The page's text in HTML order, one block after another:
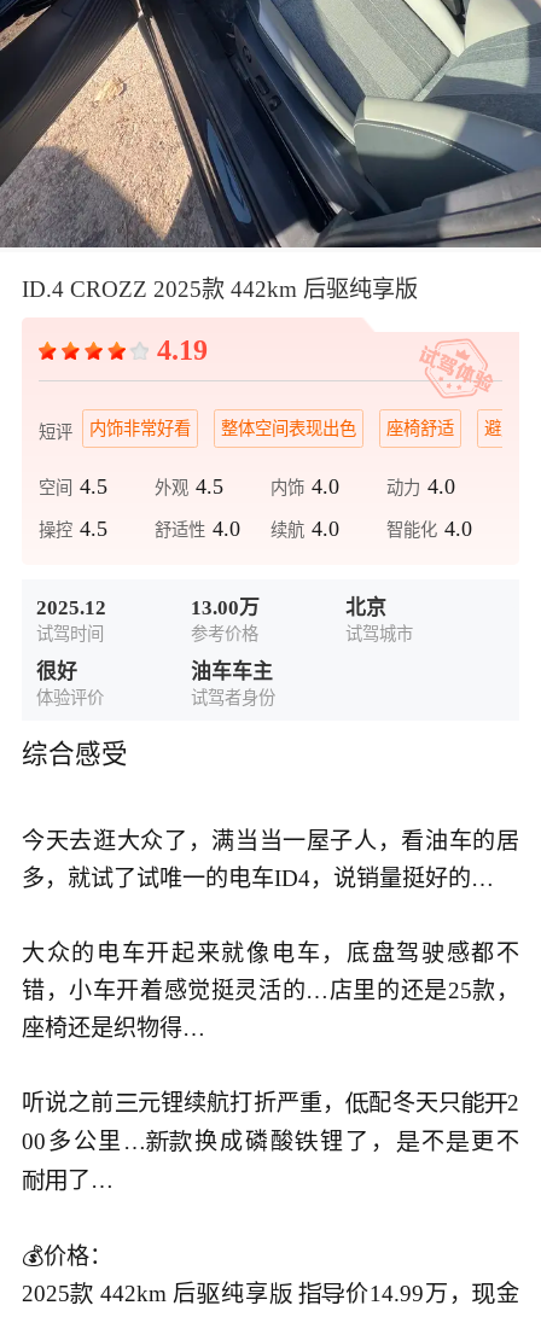
ID.4 CROZZ 2025款 442km 后驱纯享版
4.19
短评 内饰非常好看 整体空间表现出色 座椅舒适 避震系
空间 4.5 外观 4.5 内饰 4.0 动力 4.0
操控 4.5 舒适性 4.0 续航 4.0 智能化 4.0
2025.12
试驾时间
13.00万
参考价格
北京
试驾城市
很好
体验评价
油车车主
试驾者身份
综合感受
今天去逛大众了，满当当一屋子人，看油车的居
多，就试了试唯一的电车ID4，说销量挺好的…
大众的电车开起来就像电车，底盘驾驶感都不
错，小车开着感觉挺灵活的…店里的还是25款，
座椅还是织物得…
听说之前 元锂续航打折严重，配冬天只2
00多公里…换成磷酸锂了， 不更不
 了…
💰价格：
2025 442km 后纯享 价14.99万，金